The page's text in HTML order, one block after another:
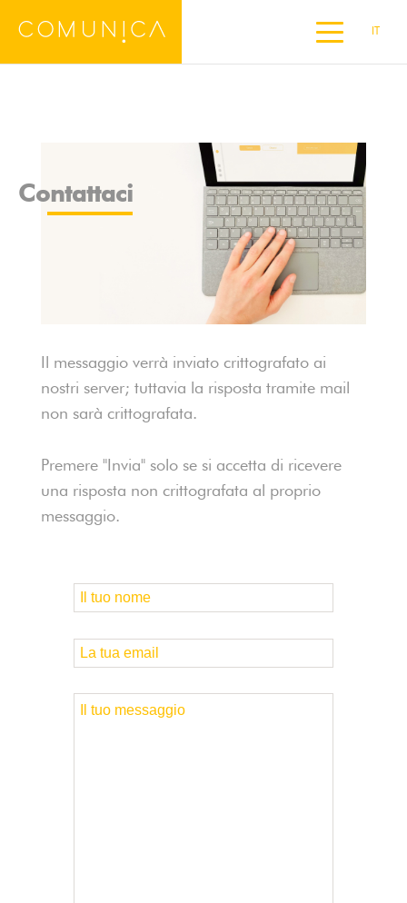
Contattaci
Contattaci
Il messaggio verrà inviato crittografato ai
nostri server; tuttavia la risposta tramite mail
non sarà crittografata.
Premere "Invia" solo se si accetta di ricevere
una risposta non crittografata al proprio
messaggio.